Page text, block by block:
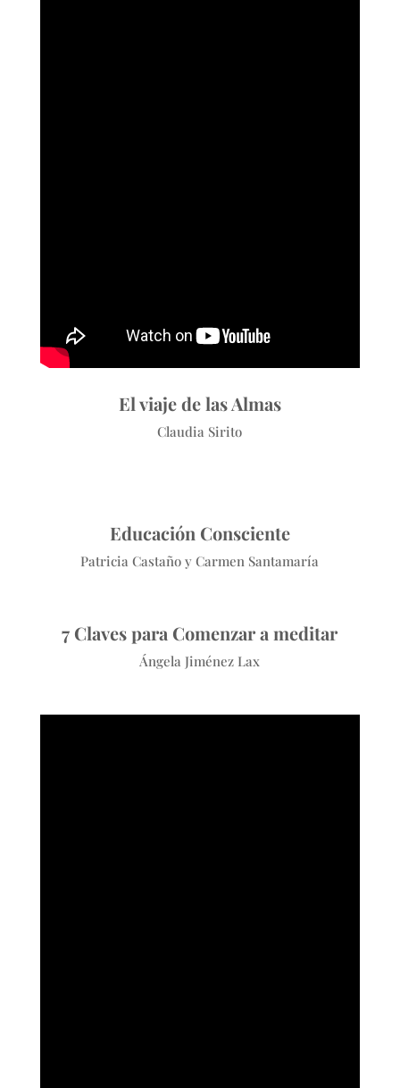
El viaje de las Almas
Claudia Sirito
Educación Consciente
Patricia Castaño y Carmen Santamaría
7 Claves para Comenzar a meditar
Ángela Jiménez Lax